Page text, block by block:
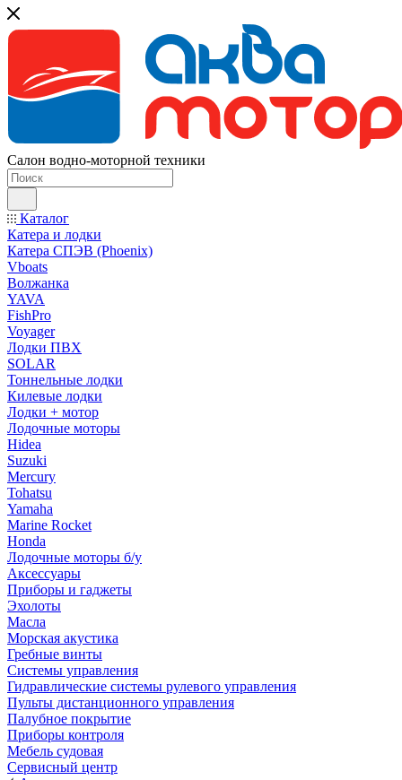
Салон водно-моторной техники
Каталог
Катера и лодки
Катера СПЭВ (Phoenix)
Vboats
Волжанка
YAVA
FishPro
Voyager
Лодки ПВХ
SOLAR
Тоннельные лодки
Килевые лодки
Лодки + мотор
Лодочные моторы
Hidea
Suzuki
Mercury
Tohatsu
Yamaha
Marine Rocket
Honda
Лодочные моторы б/у
Аксессуары
Приборы и гаджеты
Эхолоты
Масла
Морская акустика
Гребные винты
Системы управления
Гидравлические системы рулевого управления
Пульты дистанционного управления
Палубное покрытие
Приборы контроля
Мебель судовая
Сервисный центр